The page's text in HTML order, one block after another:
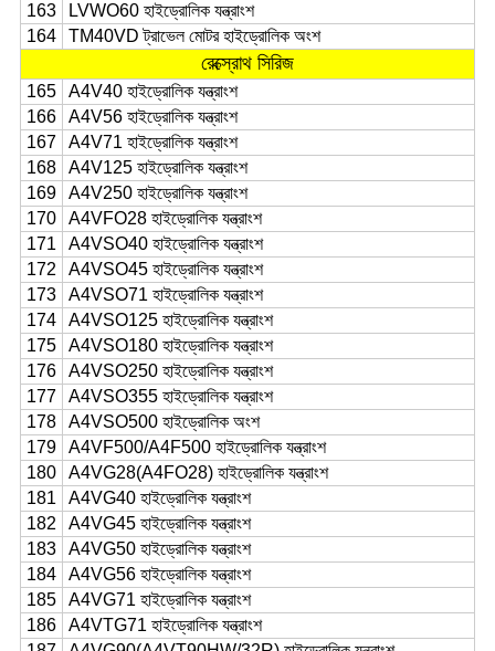
163
LVWO60 হাইড্রোলিক যন্ত্রাংশ
164
TM40VD ট্রাভেল মোটর হাইড্রোলিক অংশ
রেক্স্রোথ সিরিজ
165
A4V40 হাইড্রোলিক যন্ত্রাংশ
166
A4V56 হাইড্রোলিক যন্ত্রাংশ
167
A4V71 হাইড্রোলিক যন্ত্রাংশ
168
A4V125 হাইড্রোলিক যন্ত্রাংশ
169
A4V250 হাইড্রোলিক যন্ত্রাংশ
170
A4VFO28 হাইড্রোলিক যন্ত্রাংশ
171
A4VSO40 হাইড্রোলিক যন্ত্রাংশ
172
A4VSO45 হাইড্রোলিক যন্ত্রাংশ
173
A4VSO71 হাইড্রোলিক যন্ত্রাংশ
174
A4VSO125 হাইড্রোলিক যন্ত্রাংশ
175
A4VSO180 হাইড্রোলিক যন্ত্রাংশ
176
A4VSO250 হাইড্রোলিক যন্ত্রাংশ
177
A4VSO355 হাইড্রোলিক যন্ত্রাংশ
178
A4VSO500 হাইড্রোলিক অংশ
179
A4VF500/A4F500 হাইড্রোলিক যন্ত্রাংশ
180
A4VG28(A4FO28) হাইড্রোলিক যন্ত্রাংশ
181
A4VG40 হাইড্রোলিক যন্ত্রাংশ
182
A4VG45 হাইড্রোলিক যন্ত্রাংশ
183
A4VG50 হাইড্রোলিক যন্ত্রাংশ
184
A4VG56 হাইড্রোলিক যন্ত্রাংশ
185
A4VG71 হাইড্রোলিক যন্ত্রাংশ
186
A4VTG71 হাইড্রোলিক যন্ত্রাংশ